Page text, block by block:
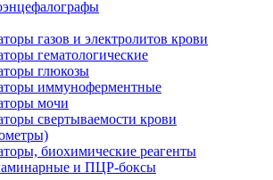
газов и электролитов крови
гематологические
глюкозы
иммуноферментные
мочи
свертываемости крови
биохимические реагенты
и ПЦР-боксы